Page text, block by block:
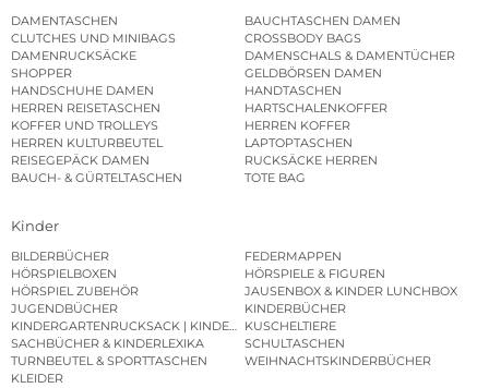
DAMENTASCHEN
BAUCHTASCHEN DAMEN
CLUTCHES UND MINIBAGS
CROSSBODY BAGS
DAMENRUCKSÄCKE
DAMENSCHALS & DAMENTÜCHER
SHOPPER
GELDBÖRSEN DAMEN
HANDSCHUHE DAMEN
HANDTASCHEN
HERREN REISETASCHEN
HARTSCHALENKOFFER
KOFFER UND TROLLEYS
HERREN KOFFER
HERREN KULTURBEUTEL
LAPTOPTASCHEN
REISEGEPÄCK DAMEN
RUCKSÄCKE HERREN
BAUCH- & GÜRTELTASCHEN
TOTE BAG
Kinder
BILDERBÜCHER
FEDERMAPPEN
HÖRSPIELBOXEN
HÖRSPIELE & FIGUREN
HÖRSPIEL ZUBEHÖR
JAUSENBOX & KINDER LUNCHBOX
JUGENDBÜCHER
KINDERBÜCHER
KINDERGARTENRUCKSACK | KINDERGARTENBEUTEL
KUSCHELTIERE
SACHBÜCHER & KINDERLEXIKA
SCHULTASCHEN
TURNBEUTEL & SPORTTASCHEN
WEIHNACHTSKINDERBÜCHER
KLEIDER